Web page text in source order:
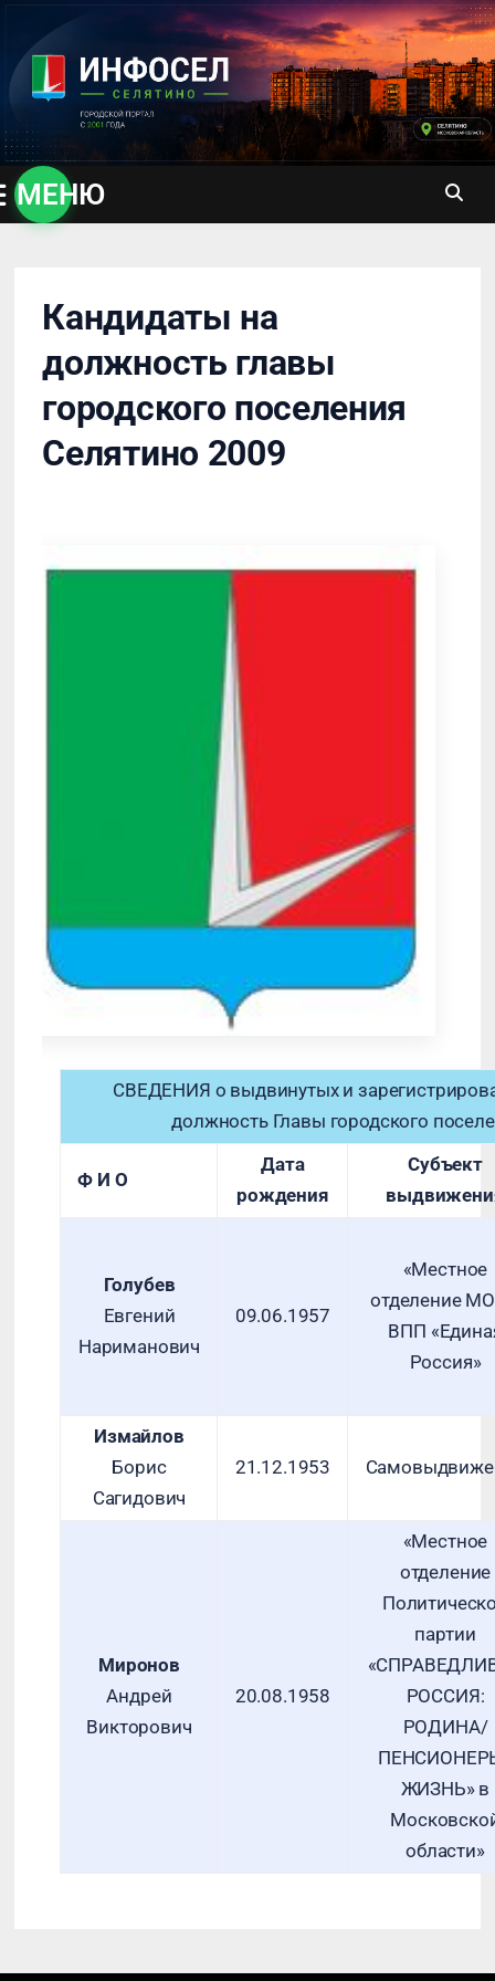
содержимому
МЕНЮ
Кандидаты на
должность главы
городского поселения
Селятино 2009
СВЕДЕНИЯ о выдвинутых и
должность Главы городского
Ф И О
Дата
рождения
Субъект
Голубев
Евгений
Нариманович
09.06.1957
«Местное
отделение
ВПП
Россия»
Измайлов
Борис
Сагидович
21.12.1953
Миронов
Андрей
Викторович
20.08.1958
«Местное
отделение
партии
РОССИЯ:
РОДИНА/
ЖИЗНЬ» в
области»